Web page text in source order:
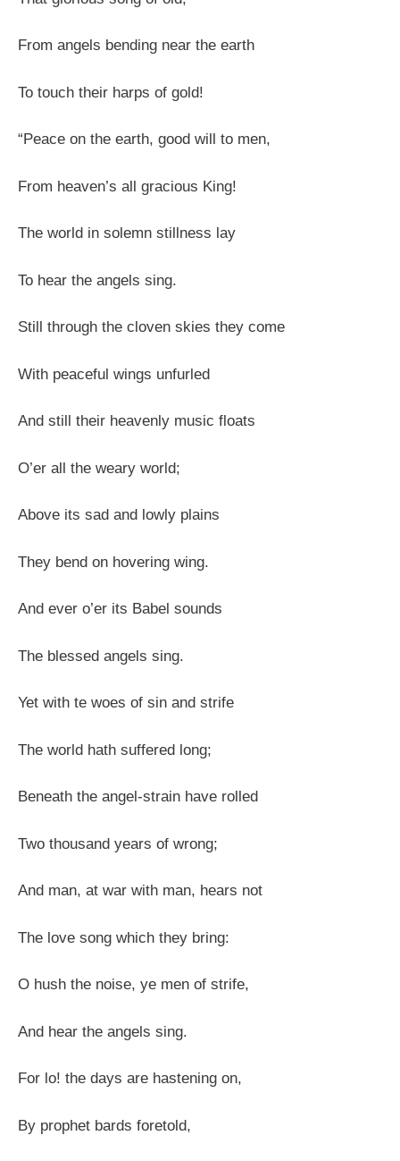
From angels bending near the earth
To touch their harps of gold!
“Peace on the earth, good will to men,
From heaven’s all gracious King!
The world in solemn stillness lay
To hear the angels sing.
Still through the cloven skies they come
With peaceful wings unfurled
And still their heavenly music floats
O’er all the weary world;
Above its sad and lowly plains
They bend on hovering wing.
And ever o’er its Babel sounds
The blessed angels sing.
Yet with te woes of sin and strife
The world hath suffered long;
Beneath the angel-strain have rolled
Two thousand years of wrong;
And man, at war with man, hears not
The love song which they bring:
O hush the noise, ye men of strife,
And hear the angels sing.
For lo! the days are hastening on,
By prophet bards foretold,